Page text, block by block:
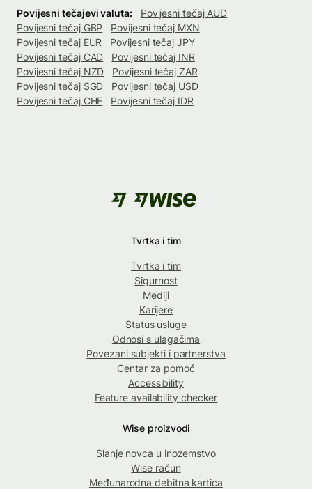
Povijesni tečajevi valuta:
Povijesni tečaj AUD
Povijesni tečaj GBP
Povijesni tečaj MXN
Povijesni tečaj EUR
Povijesni tečaj JPY
Povijesni tečaj CAD
Povijesni tečaj INR
Povijesni tečaj NZD
Povijesni tečaj ZAR
Povijesni tečaj SGD
Povijesni tečaj USD
Povijesni tečaj CHF
Povijesni tečaj IDR
Tvrtka i tim
Tvrtka i tim
Sigurnost
Mediji
Karijere
Status usluge
Odnosi s ulagačima
Povezani subjekti i partnerstva
Centar za pomoć
Accessibility
Feature availability checker
Wise proizvodi
Slanje novca u inozemstvo
Wise račun
Međunarodna debitna kartica